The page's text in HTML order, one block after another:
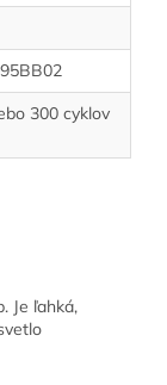
300 cyklov
Je ľahká,